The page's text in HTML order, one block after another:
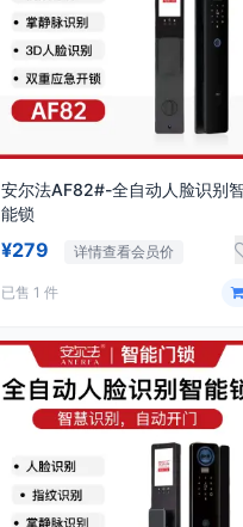
安尔法AF82#-全自动人脸识别智
能锁
¥279 详情查看会员价
已售 1 件